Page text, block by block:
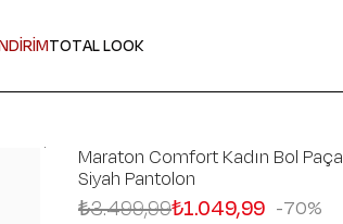
TOTAL LOOK
Maraton Comfort Kadın Bol Paça
Siyah Pantolon
70
₺3.499,99₺1.049,99